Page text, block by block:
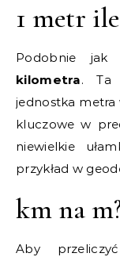
1 metr
Podobnie
kilometra. Ta
jednostka
kluczowe w
niewielkie
przykład w
km na
Aby